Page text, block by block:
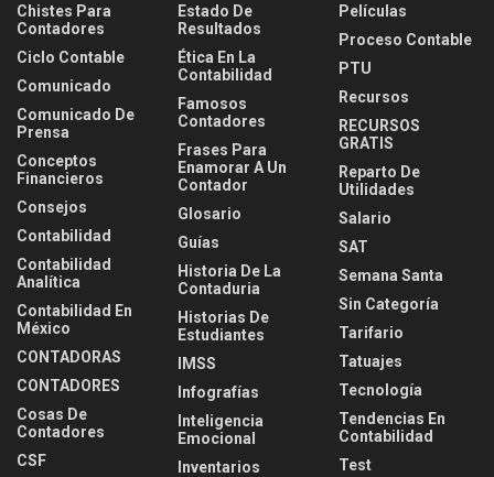
Chistes Para
Contadores
Ciclo Contable
Comunicado
Comunicado De
Prensa
Conceptos
Financieros
Consejos
Contabilidad
Contabilidad
Analítica
Contabilidad En
México
CONTADORAS
CONTADORES
Cosas De
Contadores
CSF
Estado De
Resultados
Ética En La
Contabilidad
Famosos
Contadores
Frases Para
Enamorar A Un
Contador
Glosario
Guías
Historia De La
Contaduria
Historias De
Estudiantes
IMSS
Infografías
Inteligencia
Emocional
Inventarios
Películas
Proceso Contable
PTU
Recursos
RECURSOS
GRATIS
Reparto De
Utilidades
Salario
SAT
Semana Santa
Sin Categoría
Tarifario
Tatuajes
Tecnología
Tendencias En
Contabilidad
Test